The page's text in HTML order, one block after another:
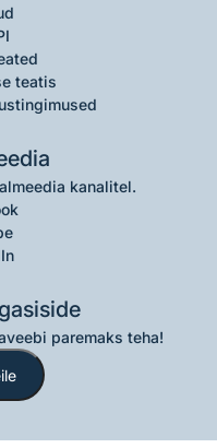
teatis
kanalitel.
paremaks teha!